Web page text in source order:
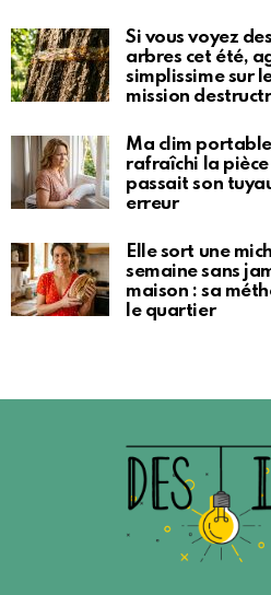
Si vous voyez
arbres cet été,
simplissime sur
mission
Ma clim
rafraîchi la pièce
passait son
erreur
Elle sort une
semaine sans
maison : sa
le quartier